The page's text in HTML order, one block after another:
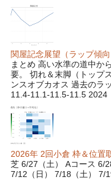
関屋記念展望（ラップ傾
まとめ 高い水準の道中か
要。 切れ＆末脚（トップ
ンスオブカオス 過去の
11.4-11.1-11.5-11.5 2024
2026年 2回小倉 枠＆位置
芝 6/27（土） Aコース 6/
7/12（日） 7/18（土） 7/